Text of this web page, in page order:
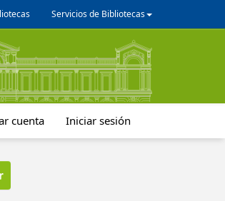
Servicios de Bibliotecas
cuenta Iniciar sesión